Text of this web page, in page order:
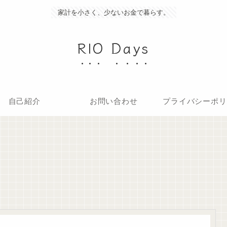
家計を小さく、少ないお金で暮らす。
RIO Days
自己紹介 お問い合わせ プライバシーポ